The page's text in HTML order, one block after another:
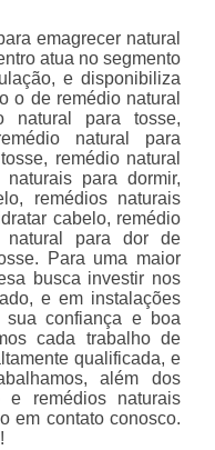
emagrecer natural
atua no segmento
e disponibiliza
o de remédio natural
natural para tosse,
natural para
remédio natural
para dormir,
remédios naturais
cabelo, remédio
natural para dor de
Para uma maior
busca investir nos
e em instalações
sua confiança e boa
cada trabalho de
qualificada, e
além dos
e remédios naturais
em contato conosco.